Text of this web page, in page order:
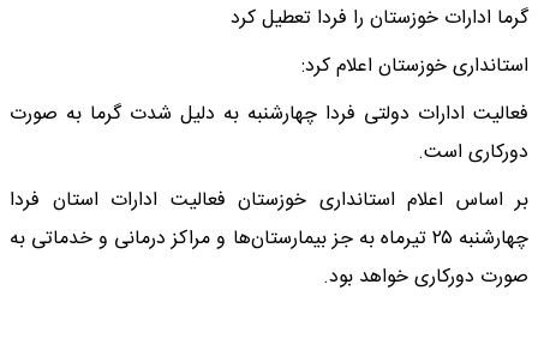
گرما ادارات خوزستان را فردا تعطیل کرد
استانداری خوزستان اعلام کرد:
فعالیت ادارات دولتی فردا چهارشنبه به دلیل شدت گرما به صورت
دورکاری است.
بر اساس اعلام استانداری خوزستان فعالیت ادارات استان فردا
چهارشنبه ۲۵ تیرماه به جز بیمارستان‌ها و مراکز درمانی و خدماتی به
صورت دورکاری خواهد بود.